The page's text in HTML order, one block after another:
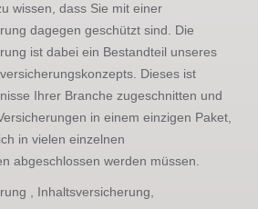
wissen, dass Sie mit einer
dagegen geschützt sind. Die
ist dabei ein Bestandteil unseres
Dieses ist
Ihrer Branche zugeschnitten und
in einem einzigen Paket,
in vielen einzelnen
abgeschlossen werden müssen.
, Inhaltsversicherung,